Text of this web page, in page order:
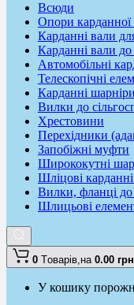
Всюди
Опори карданної
Карданні вали
Карданні вали до
Автомобільні
Телескопічні
Карданні шарніри
Вилки до
Хрестовини
Перехідники
Запобіжні муфти
Ширококутні
Шліцові
Вилки, фланці до
Шлицьові
0 Tоварів,на 0.00
У кошику